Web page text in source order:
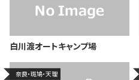
白川渡オートキャンプ場
奈良・斑鳩・天理